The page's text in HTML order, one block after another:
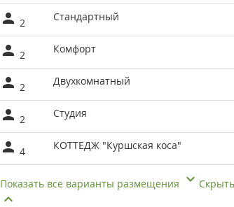
2 Стандартный
2 Комфорт
2 Двухкомнатный
2 Студия
4 КОТТЕДЖ "Куршская коса"
Показать все варианты размещения